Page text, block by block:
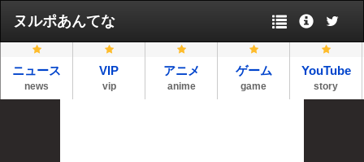
ヌルポあんてな
ニュース
news
VIP
vip
アニメ
anime
ゲーム
game
YouTube
story